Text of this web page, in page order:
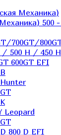
Механика)
500
700GT/
/ 500 H / 450 H
600GT EFI
Leopard
800 D EFI